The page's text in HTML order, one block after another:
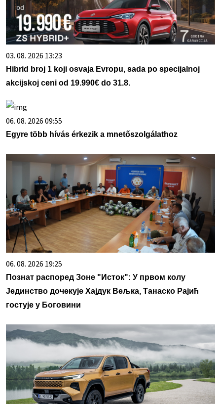
03. 08. 2026 13:23
Hibrid broj 1 koji osvaja Evropu, sada po specijalnoj
akcijskoj ceni od 19.990€ do 31.8.
06. 08. 2026 09:55
Egyre több hívás érkezik a mnetőszolgálathoz
06. 08. 2026 19:25
Познат распоред Зоне "Исток": У првом колу
Јединство дочекује Хајдук Вељка, Танаско Рајић
гостује у Боговини